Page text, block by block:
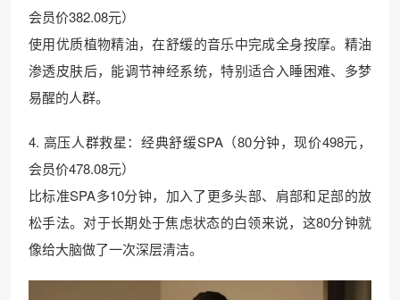
会员价382.08元）
使用优质植物精油，在舒缓的音乐中完成全身按摩。精油
渗透皮肤后，能调节神经系统，特别适合入睡困难、多梦
易醒的人群。
4. 高压人群救星：经典舒缓SPA（80分钟，现价498元，
会员价478.08元）
比标准SPA多10分钟，加入了更多头部、肩部和足部的放
松手法。对于长期处于焦虑状态的白领来说，这80分钟就
像给大脑做了一次深层清洁。